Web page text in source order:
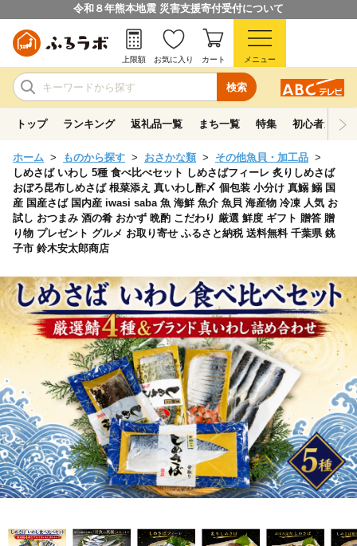
令和８年熊本地震 災害支援寄付受付について
検索
上限額 お気に入り カート メニュー
トップ ランキング 返礼品一覧 まち一覧 特集 初心者ガイド
ホーム ものから探す おさかな類
その他魚貝・加工品
しめさば いわし 5種 食べ比べセット しめさばフィーレ 炙りしめさば
おぼろ昆布しめさば 根菜添え 真いわし酢〆 個包装 小分け 真鰯 鰯 国
産 国産さば 国内産 iwasi saba 魚 海鮮 魚介 魚貝 海産物 冷凍 人気 お
試し おつまみ 酒の肴 おかず 晩酌 こだわり 厳選 鮮度 ギフト 贈答 贈
り物 プレゼント グルメ お取り寄せ ふるさと納税 送料無料 千葉県 銚
子市 鈴木安太郎商店